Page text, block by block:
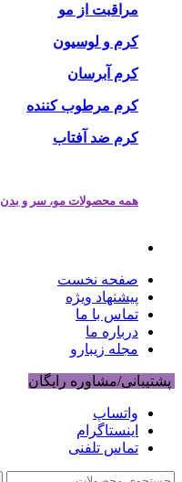
مراقبت از مو
کرم و لوسیون
کرم آبرسان
کرم مرطوب کننده
کرم ضد آفتاب
همه محصولات مو، سر و بدن
صفحه نخست
پیشنهاد ویژه
تماس با ما
درباره ما
مجله زیبارو
پشتیبانی/مشاوره رایگان
واتساپ
اینستاگرام
تماس تلفنی